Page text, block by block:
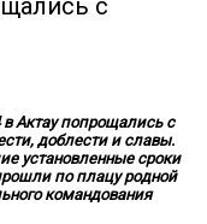
с
Актау попрощались с
доблести и славы.
установленные сроки
по плацу родной
командования